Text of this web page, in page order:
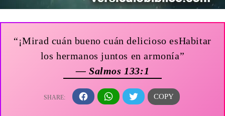
“¡Mirad cuán bueno cuán delicioso esHabitar
los hermanos juntos en armonía”
— Salmos 133:1